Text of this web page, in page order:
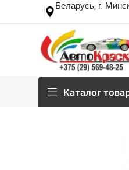
Беларусь, г.
Каталог